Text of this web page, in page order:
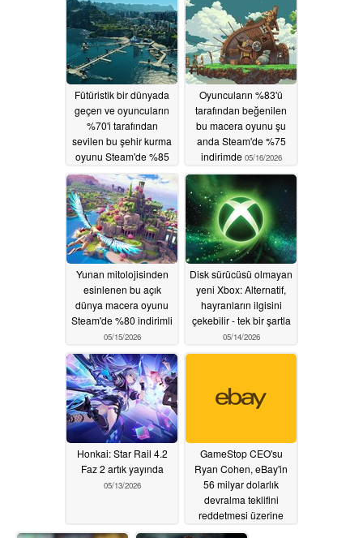
Fütüristik bir dünyada
geçen ve oyuncuların
%70'i tarafından
sevilen bu şehir kurma
oyunu Steam'de %85
indirimli 05/17/2026
Oyuncuların %83'ü
tarafından beğenilen
bu macera oyunu şu
anda Steam'de %75
indirimde 05/16/2026
Yunan mitolojisinden
esinlenen bu açık
dünya macera oyunu
Steam'de %80 indirimli
05/15/2026
Disk sürücüsü olmayan
yeni Xbox: Alternatif,
hayranların ilgisini
çekebilir - tek bir şartla
05/14/2026
Honkai: Star Rail 4.2
Faz 2 artık yayında
05/13/2026
GameStop CEO'su
Ryan Cohen, eBay'in
56 milyar dolarlık
devralma teklifini
reddetmesi üzerine
geri adım attı